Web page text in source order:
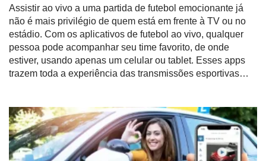
Assistir ao vivo a uma partida de futebol emocionante já
não é mais privilégio de quem está em frente à TV ou no
estádio. Com os aplicativos de futebol ao vivo, qualquer
pessoa pode acompanhar seu time favorito, de onde
estiver, usando apenas um celular ou tablet. Esses apps
trazem toda a experiência das transmissões esportivas